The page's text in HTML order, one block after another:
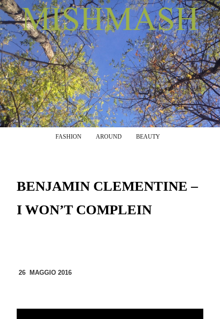
Vai al contenuto principale
Vai al contenuto secondario
FASHION AROUND BEAUTY
BENJAMIN CLEMENTINE –
I WON’T COMPLEIN
26 MAGGIO 2016